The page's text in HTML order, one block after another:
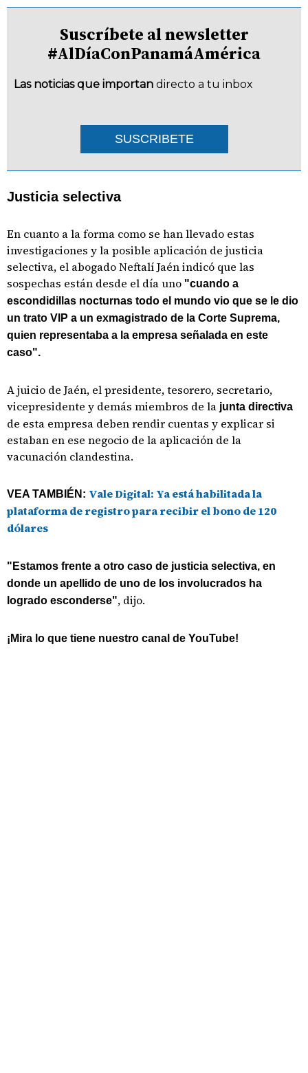
Suscríbete al newsletter
#AlDíaConPanamáAmérica
Las noticias que importan directo a tu inbox
SUSCRIBETE
Justicia selectiva
En cuanto a la forma como se han llevado estas
investigaciones y la posible aplicación de justicia
selectiva, el abogado Neftalí Jaén indicó que las
sospechas están desde el día uno "cuando a
escondidillas nocturnas todo el mundo vio que se le dio
un trato VIP a un exmagistrado de la Corte Suprema,
quien representaba a la empresa señalada en este
caso".
A juicio de Jaén, el presidente, tesorero, secretario,
vicepresidente y demás miembros de la junta directiva
de esta empresa deben rendir cuentas y explicar si
estaban en ese negocio de la aplicación de la
vacunación clandestina.
VEA TAMBIÉN: Vale Digital: Ya está habilitada la
plataforma de registro para recibir el bono de 120
dólares
"Estamos frente a otro caso de justicia selectiva, en
donde un apellido de uno de los involucrados ha
logrado esconderse", dijo.
¡Mira lo que tiene nuestro canal de YouTube!